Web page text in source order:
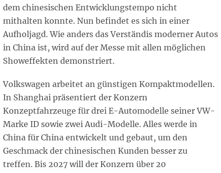
dem chinesischen Entwicklungstempo nicht
mithalten konnte. Nun befindet es sich in einer
Aufholjagd. Wie anders das Verständis moderner Autos
in China ist, wird auf der Messe mit allen möglichen
Showeffekten demonstriert.
Volkswagen arbeitet an günstigen Kompaktmodellen.
In Shanghai präsentiert der Konzern
Konzeptfahrzeuge für drei E-Automodelle seiner VW-
Marke ID sowie zwei Audi-Modelle. Alles werde in
China für China entwickelt und gebaut, um den
Geschmack der chinesischen Kunden besser zu
treffen. Bis 2027 will der Konzern über 20